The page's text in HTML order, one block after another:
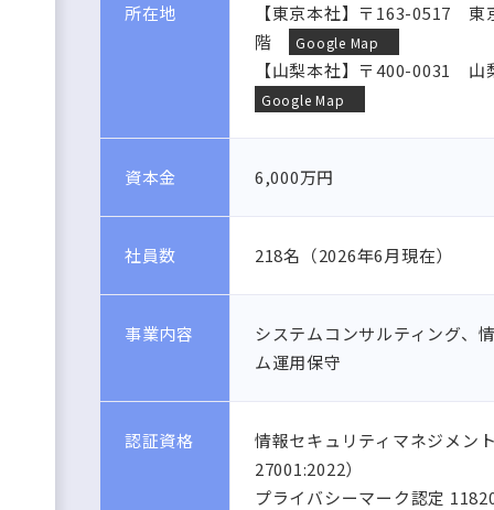
所在地
【東京本社】〒163-0517 東
階
Google Map
【山梨本社】〒400-0031
Google Map
資本金 6,000万円
社員数 218名（2026年6月現在）
事業内容
システムコンサルティング、
ム運用保守
認証資格
情報セキュリティマネジメン
27001:2022）
プライバシーマーク認定